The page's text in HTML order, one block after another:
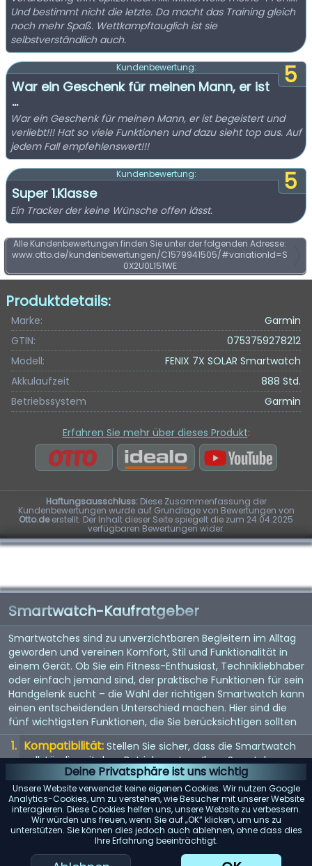
Deine Privatsphäre ist uns wichtig
Unsere Website verwendet keine eigenen Cookies. Wir nutzen Google
Analytics-Cookies, um zu verstehen, wie Besucher mit unserer Website
interagieren. Diese Cookies helfen uns, unsere Website zu verbessern.
Wir würden uns freuen, wenn Sie auf „OK“ klicken, um uns zu
unterstützen. Sie können dies jedoch auch ablehnen, ohne dass dies
Ihre Erfahrung beeinträchtigt.
Und bestimmt nicht die letzte. Da macht das Training gleich
noch mehr Spaß. Wettkampftauglich ist sie
selbstverständlich auch.
5
Kundenbewertung:
War ein Geschenk für meinen Mann, er ist
...
War ein Geschenk für meinen Mann, er ist begeistert und
verliebt!!! Hat so viele Funktionen und dazu sieht top aus. Auf
jedem Fall empfehlenswert!!!
5
Kundenbewertung:
Super 1.Klasse
Ein Tracker der keine Wünsche offen lässt.
Alle Kundenbewertungen finden Sie unter der folgenden Adresse:
www.otto.de/kundenbewertungen/C1579941505/#variationId=S
0X2U0L151WE
Produktdetails:
Marke:
Garmin
GTIN:
0753759278212
Modell:
FENIX 7X SOLAR Smartwatch
Akkulaufzeit
888 Std.
Betriebssystem
Garmin
Erfahren Sie mehr über dieses Produkt:
Haftungsausschluss:Diese Zusammenfassung der
Kundenbewertungen wurde auf Grundlage von Bewertungen von
Otto.deerstellt. Der Inhalt dieser Seite spiegelt die zum 24.04.2025
verfügbaren Bewertungen wider.
Smartwatch-Kaufratgeber
Smartwatches sind zu unverzichtbaren Begleitern im Alltag
geworden und vereinen Komfort, Stil und Funktionalität in
einem Gerät. Ob Sie ein Fitness-Enthusiast, Technikliebhaber
oder einfach jemand sind, der praktische Funktionen für sein
Handgelenk sucht – die Wahl der richtigen Smartwatch kann
einen entscheidenden Unterschied machen. Hier sind die
fünf wichtigsten Funktionen, die Sie berücksichtigen sollten
Kompatibilität: Stellen Sie sicher, dass die Smartwatch
vollständig mit dem Betriebssystem Ihres Smartphones
(iOS oder Android) kompatibel ist, um mögliche
Einschränkungen zu vermeiden.
Akkulaufzeit: Achten Sie auf Modelle mit einer langen
Akkulaufzeit, insbesondere wenn Sie Funktionen wie GPS-
Tracking oder kontinuierliche Herzfrequenzmessung
regelmäßig nutzen möchten.